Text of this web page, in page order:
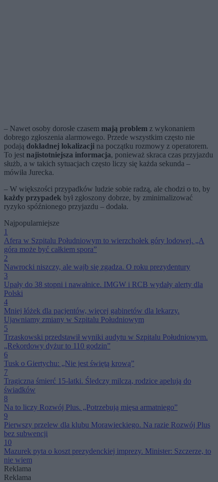
– Nawet osoby dorosłe czasem mają problem z wykonaniem
dobrego zgłoszenia alarmowego. Przede wszystkim często nie
podają dokładnej lokalizacji na początku rozmowy z operatorem.
To jest najistotniejsza informacja, ponieważ skraca czas przyjazdu
służb, a w takich sytuacjach często liczy się każda sekunda –
mówiła Jurecka.
– W większości przypadków ludzie sobie radzą, ale chodzi o to, by
każdy przypadek był zgłoszony dobrze, by zminimalizować
ryzyko spóźnionego przyjazdu – dodała.
Najpopularniejsze
1
Afera w Szpitalu Południowym to wierzchołek góry lodowej. „A
góra może być całkiem spora”
2
Nawrocki niszczy, ale wajb się zgadza. O roku prezydentury
3
Upały do 38 stopni i nawałnice. IMGW i RCB wydały alerty dla
Polski
4
Mniej łóżek dla pacjentów, więcej gabinetów dla lekarzy.
Ujawniamy zmiany w Szpitalu Południowym
5
Trzaskowski przedstawił wyniki audytu w Szpitalu Południowym.
„Rekordowy dyżur to 110 godzin”
6
Tusk o Giertychu: „Nie jest świętą krową”
7
Tragiczna śmierć 15-latki. Śledczy milczą, rodzice apelują do
świadków
8
Na to liczy Rozwój Plus. „Potrzebują mięsa armatniego”
9
Pierwszy przelew dla klubu Morawieckiego. Na razie Rozwój Plus
bez subwencji
10
Mazurek pyta o koszt prezydenckiej imprezy. Minister: Szczerze, to
nie wiem
Reklama
Reklama